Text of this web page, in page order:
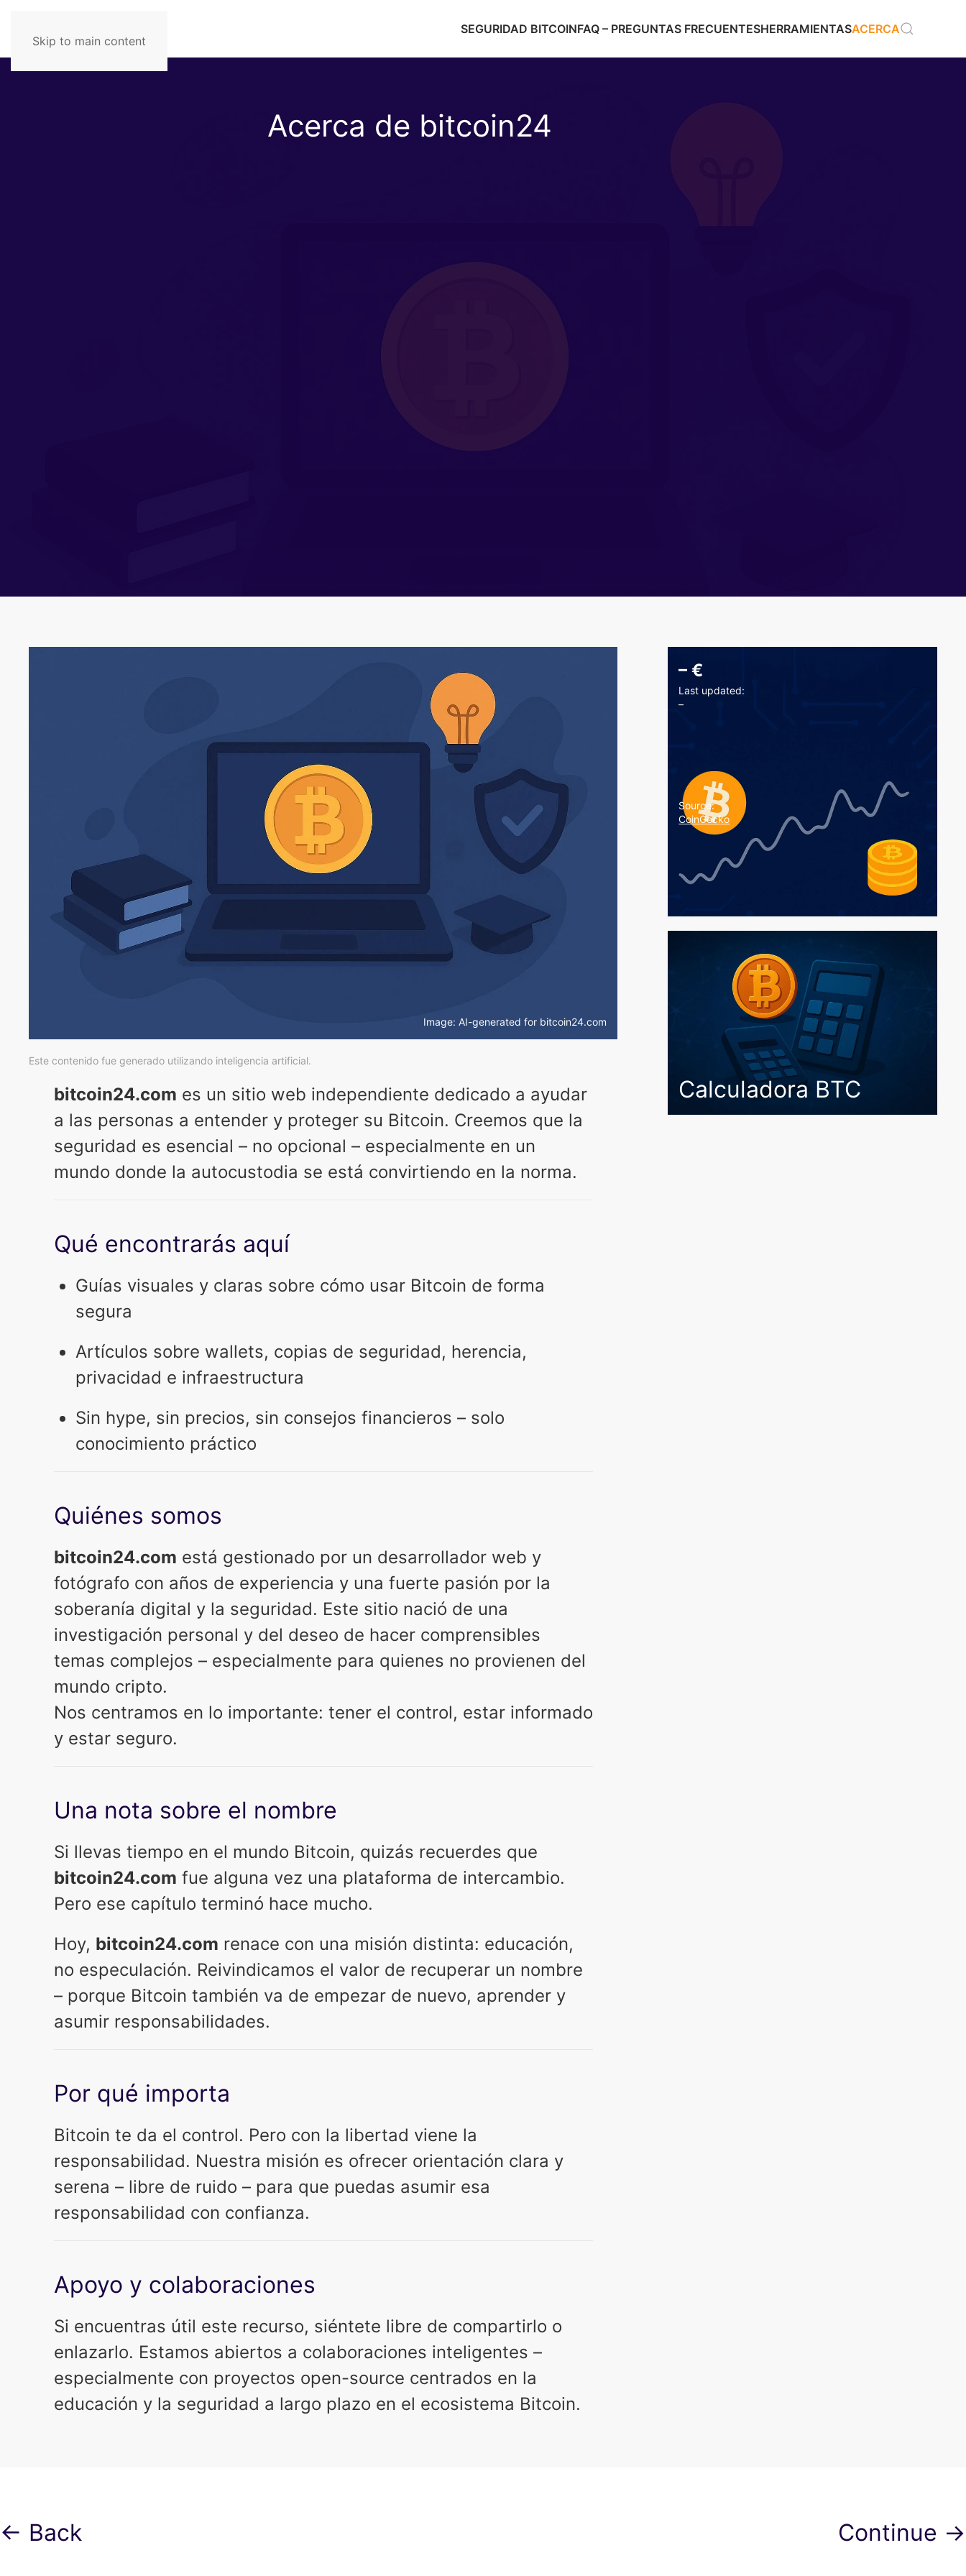
Skip to main content
SEGURIDAD BITCOINFAQ – PREGUNTAS FRECUENTESHERRAMIENTASACERCA
Acerca de bitcoin24
Image: AI-generated for bitcoin24.com
Este contenido fue generado utilizando inteligencia artificial.
bitcoin24.com es un sitio web independiente dedicado a ayudar
a las personas a entender y proteger su Bitcoin. Creemos que la
seguridad es esencial – no opcional – especialmente en un
mundo donde la autocustodia se está convirtiendo en la norma.
Qué encontrarás aquí
Guías visuales y claras sobre cómo usar Bitcoin de forma
segura
Artículos sobre wallets, copias de seguridad, herencia,
privacidad e infraestructura
Sin hype, sin precios, sin consejos financieros – solo
conocimiento práctico
Quiénes somos
bitcoin24.com está gestionado por un desarrollador web y
fotógrafo con años de experiencia y una fuerte pasión por la
soberanía digital y la seguridad. Este sitio nació de una
investigación personal y del deseo de hacer comprensibles
temas complejos – especialmente para quienes no provienen del
mundo cripto.
Nos centramos en lo importante: tener el control, estar informado
y estar seguro.
Una nota sobre el nombre
Si llevas tiempo en el mundo Bitcoin, quizás recuerdes que
bitcoin24.com fue alguna vez una plataforma de intercambio.
Pero ese capítulo terminó hace mucho.
Hoy, bitcoin24.com renace con una misión distinta: educación,
no especulación. Reivindicamos el valor de recuperar un nombre
– porque Bitcoin también va de empezar de nuevo, aprender y
asumir responsabilidades.
Por qué importa
Bitcoin te da el control. Pero con la libertad viene la
responsabilidad. Nuestra misión es ofrecer orientación clara y
serena – libre de ruido – para que puedas asumir esa
responsabilidad con confianza.
Apoyo y colaboraciones
Si encuentras útil este recurso, siéntete libre de compartirlo o
enlazarlo. Estamos abiertos a colaboraciones inteligentes –
especialmente con proyectos open-source centrados en la
educación y la seguridad a largo plazo en el ecosistema Bitcoin.
– €
Last updated:
–
Source:
CoinGecko
Calculadora BTC
← Back Continue →